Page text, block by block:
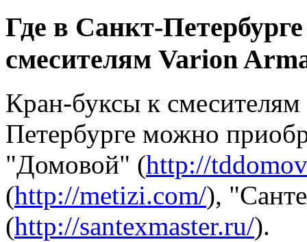
Где в Санкт-
смесителям Varion
Кран-буксы к
Петербурге можно
"Домовой" (http://
(http://metizi.com/),
(http://santexmaster.ru/).